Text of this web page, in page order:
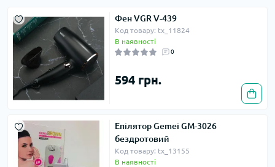
Фен VGR V-439
Код товару: tx_11824
В наявності
0
594 грн.
Епілятор Gemei GM-3026
бездротовий
Код товару: tx_13155
В наявності